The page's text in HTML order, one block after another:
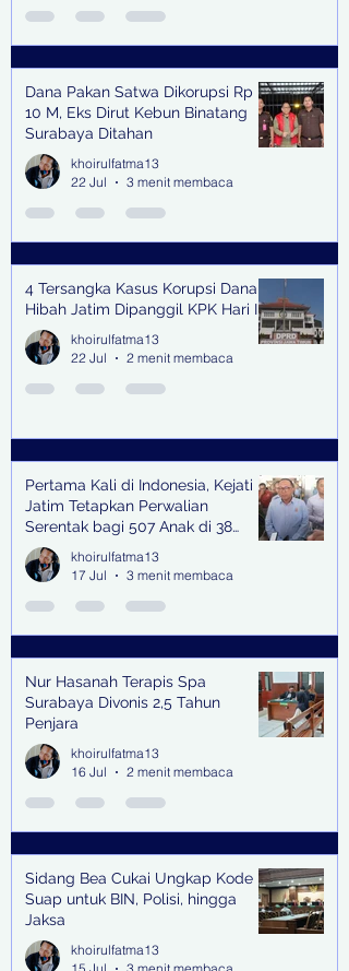
Dana Pakan Satwa Dikorupsi Rp
10 M, Eks Dirut Kebun Binatang
Surabaya Ditahan
khoirulfatma13
22 Jul
3 menit membaca
4 Tersangka Kasus Korupsi Dana
Hibah Jatim Dipanggil KPK Hari Ini
khoirulfatma13
22 Jul
2 menit membaca
Pertama Kali di Indonesia, Kejati
Jatim Tetapkan Perwalian
Serentak bagi 507 Anak di 38
Kabupaten & Kota
khoirulfatma13
17 Jul
3 menit membaca
Nur Hasanah Terapis Spa
Surabaya Divonis 2,5 Tahun
Penjara
khoirulfatma13
16 Jul
2 menit membaca
Sidang Bea Cukai Ungkap Kode
Suap untuk BIN, Polisi, hingga
Jaksa
khoirulfatma13